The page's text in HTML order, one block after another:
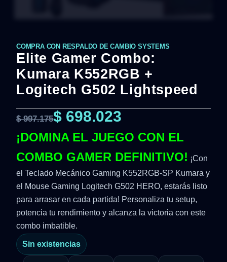
COMPRA CON RESPALDO DE CAMBIO SYSTEMS
Elite Gamer Combo:
Kumara K552RGB +
Logitech G502 Lightspeed
$997.175$ 698.023
¡DOMINA EL JUEGO CON EL
COMBO GAMER DEFINITIVO! ¡Con
el Teclado Mecánico Gaming K552RGB-SP Kumara y
el Mouse Gaming Logitech G502 HERO, estarás listo
para arrasar en cada partida! Personaliza tu setup,
potencia tu rendimiento y alcanza la victoria con este
combo imbatible.
Sin existencias